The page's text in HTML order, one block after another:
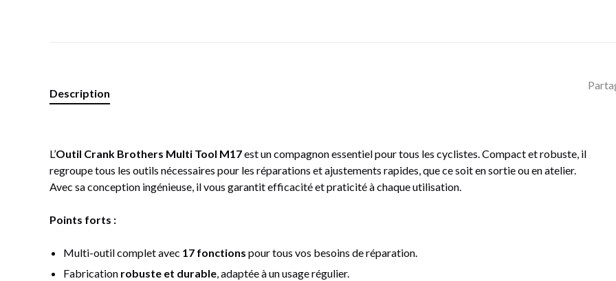
Description
L’Outil Crank Brothers Multi Tool M17est un compagnon essentiel pour tous les cyclistes. Compact et robuste, il
regroupe tous les outils nécessaires pour les réparations et ajustements rapides, que ce soit en sortie ou en atelier.
Avec sa conception ingénieuse, il vous garantit efficacité et praticité à chaque utilisation.
Points forts :
Multi-outil complet avec 17 fonctions pour tous vos besoins de réparation.
Fabrication robuste et durable, adaptée à un usage régulier.